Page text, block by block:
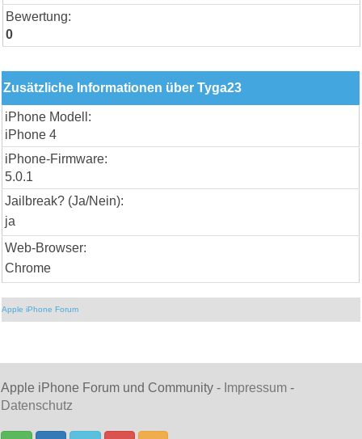
Bewertung:
0
Zusätzliche Informationen über Tyga23
iPhone Modell:
iPhone 4
iPhone-Firmware:
5.0.1
Jailbreak? (Ja/Nein):
ja
Web-Browser:
Chrome
Apple iPhone Forum
Apple iPhone Forum und Community - Impressum -
Datenschutz